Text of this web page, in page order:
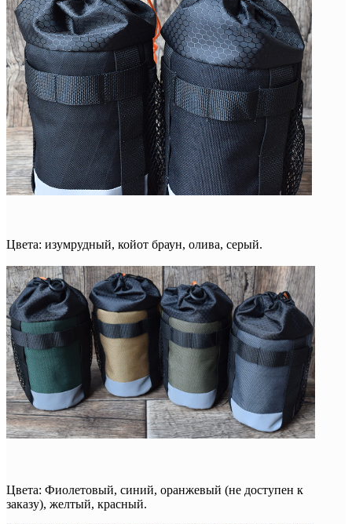
Цвета: изумрудный, койот браун, олива, серый.
Цвета: Фиолетовый, синий, оранжевый (не доступен к
заказу), желтый, красный.